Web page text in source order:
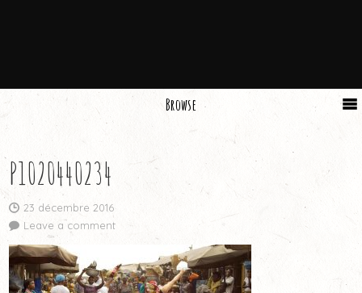
Browse
P1020440234
23 décembre 2016
Leave a comment